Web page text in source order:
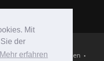
Mit
der
Mehr erfahren
60, 3415 Schafhausen •